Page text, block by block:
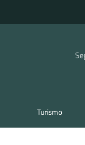
Turismo